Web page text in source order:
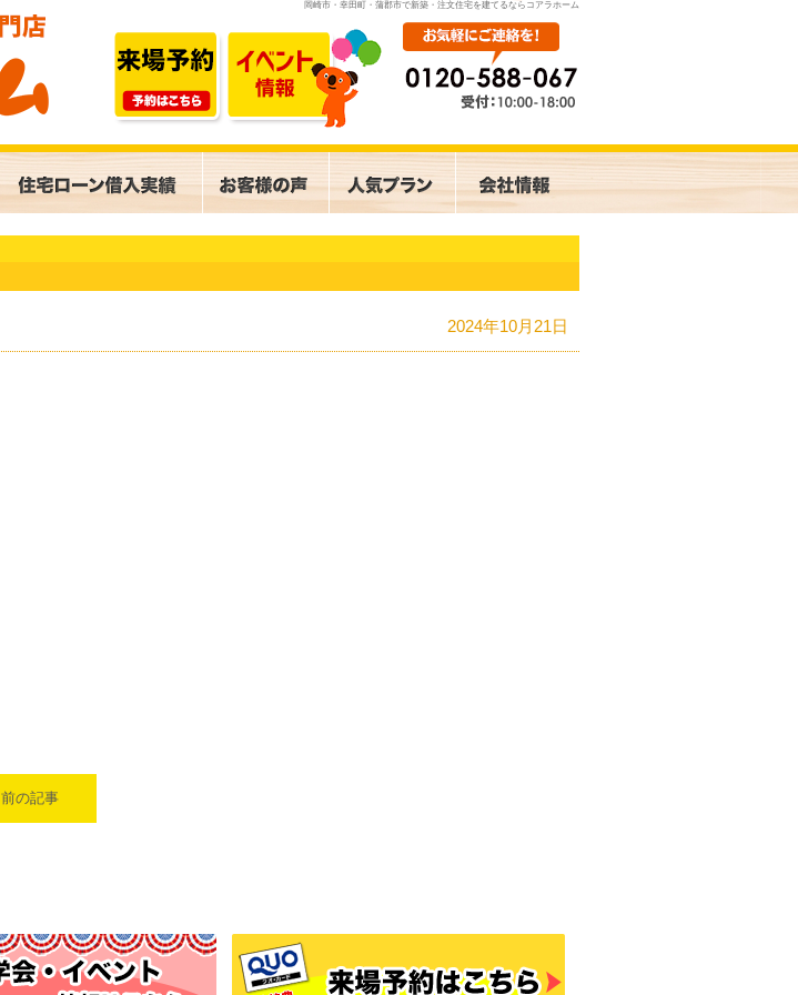
岡崎市・幸田町・蒲郡市で新築・注文住宅を建てるならコアラホーム
2024年10月21日
前の記事